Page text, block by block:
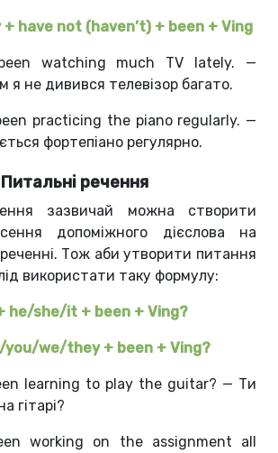
have not (haven’t) + been + Ving
watching much TV lately. —
я не дивився телевізор багато.
practicing the piano regularly. —
фортепіано регулярно.
Питальні речення
зазвичай можна створити
допоміжного дієслова на
Тож аби утворити питання
використати таку формулу:
he/she/it + been + Ving?
you/we/they + been + Ving?
learning to play the guitar? — Ти
гітарі?
working on the assignment all